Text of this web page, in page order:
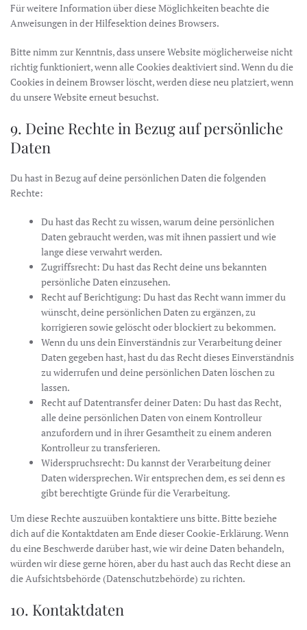
Für weitere Information über diese Möglichkeiten beachte die
Anweisungen in der Hilfesektion deines Browsers.
Bitte nimm zur Kenntnis, dass unsere Website möglicherweise nicht
richtig funktioniert, wenn alle Cookies deaktiviert sind. Wenn du die
Cookies in deinem Browser löscht, werden diese neu platziert, wenn
du unsere Website erneut besuchst.
9. Deine Rechte in Bezug auf persönliche
Daten
Du hast in Bezug auf deine persönlichen Daten die folgenden
Rechte:
Du hast das Recht zu wissen, warum deine persönlichen
Daten gebraucht werden, was mit ihnen passiert und wie
lange diese verwahrt werden.
Zugriffsrecht: Du hast das Recht deine uns bekannten
persönliche Daten einzusehen.
Recht auf Berichtigung: Du hast das Recht wann immer du
wünscht, deine persönlichen Daten zu ergänzen, zu
korrigieren sowie gelöscht oder blockiert zu bekommen.
Wenn du uns dein Einverständnis zur Verarbeitung deiner
Daten gegeben hast, hast du das Recht dieses Einverständnis
zu widerrufen und deine persönlichen Daten löschen zu
lassen.
Recht auf Datentransfer deiner Daten: Du hast das Recht,
alle deine persönlichen Daten von einem Kontrolleur
anzufordern und in ihrer Gesamtheit zu einem anderen
Kontrolleur zu transferieren.
Widerspruchsrecht: Du kannst der Verarbeitung deiner
Daten widersprechen. Wir entsprechen dem, es sei denn es
gibt berechtigte Gründe für die Verarbeitung.
Um diese Rechte auszuüben kontaktiere uns bitte. Bitte beziehe
dich auf die Kontaktdaten am Ende dieser Cookie-Erklärung. Wenn
du eine Beschwerde darüber hast, wie wir deine Daten behandeln,
würden wir diese gerne hören, aber du hast auch das Recht diese an
die Aufsichtsbehörde (Datenschutzbehörde) zu richten.
10. Kontaktdaten